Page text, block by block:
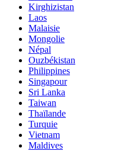
Kirghizistan
Laos
Malaisie
Mongolie
Népal
Ouzbékistan
Philippines
Singapour
Sri Lanka
Taiwan
Thaïlande
Turquie
Vietnam
Maldives